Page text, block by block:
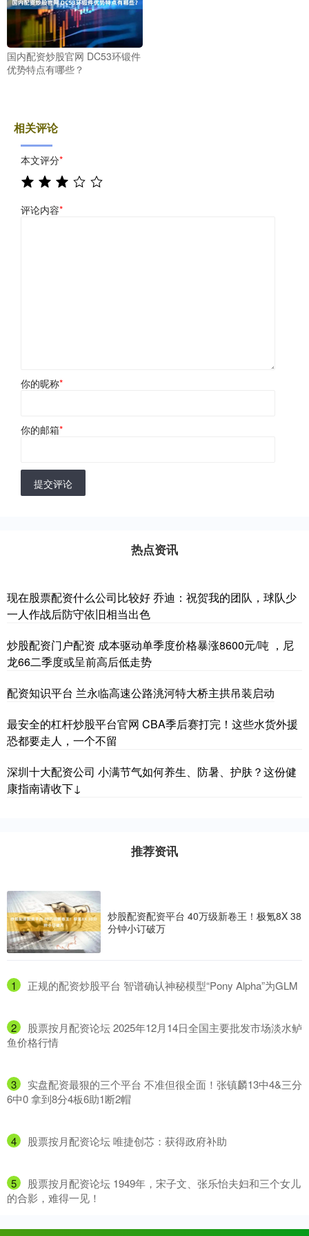
国内配资炒股官网 DC53环锻件
优势特点有哪些？
相关评论
本文评分*
评论内容*
你的昵称*
你的邮箱*
提交评论
热点资讯
现在股票配资什么公司比较好 乔迪：祝贺我的团队，球队少
一人作战后防守依旧相当出色
炒股配资门户配资 成本驱动单季度价格暴涨8600元/吨 ，尼
龙66二季度或呈前高后低走势
配资知识平台 兰永临高速公路洮河特大桥主拱吊装启动
最安全的杠杆炒股平台官网 CBA季后赛打完！这些水货外援
恐都要走人，一个不留
深圳十大配资公司 小满节气如何养生、防暑、护肤？这份健
康指南请收下↓
推荐资讯
炒股配资配资平台 40万级新卷王！极氪8X 38
分钟小订破万
1 ​正规的配资炒股平台 智谱确认神秘模型“Pony Alpha”为GLM
2
​股票按月配资论坛 2025年12月14日全国主要批发市场淡水鲈
鱼价格行情
3
​实盘配资最狠的三个平台 不准但很全面！张镇麟13中4&三分
6中0 拿到8分4板6助1断2帽
4 ​股票按月配资论坛 唯捷创芯：获得政府补助
5
​股票按月配资论坛 1949年，宋子文、张乐怡夫妇和三个女儿
的合影，难得一见！